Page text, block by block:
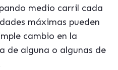
medio carril cada
máximas pueden
cambio en la
de alguna o algunas de